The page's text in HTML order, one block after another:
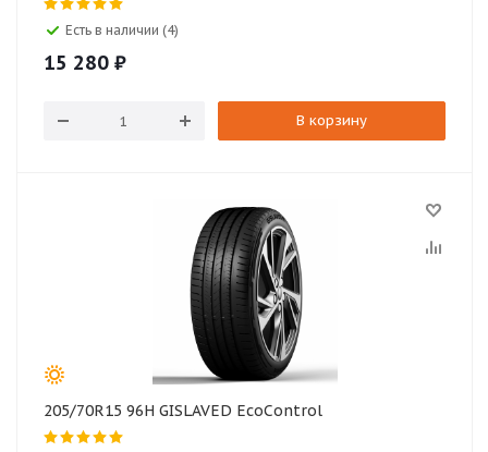
Есть в наличии (4)
15 280 ₽
В корзину
205/70R15 96H GISLAVED EcoControl